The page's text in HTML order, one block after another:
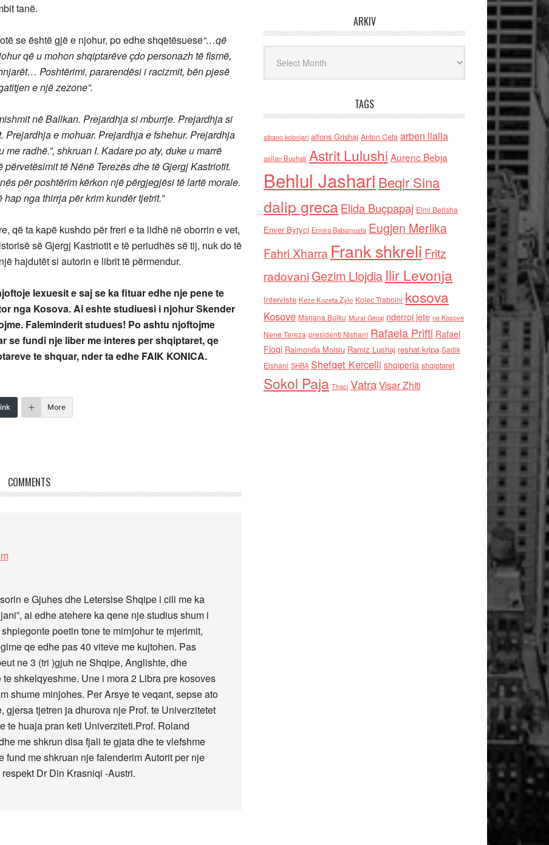
tanë.
se është gjë e njohur, po edhe shqetësuese“…që
që u mohon shqiptarëve çdo personazh të fismë,
Poshtërimi, pararendësi i racizmit, bën pjesë
e një zezone”.
në Ballkan. Prejardhja si mburrje. Prejardhja si
e mohuar. Prejardhja e fshehur. Prejardhja
radhë.”, shkruan I. Kadare po aty, duke u marrë
të Nënë Terezës dhe të Gjergj Kastriotit.
për poshtërim kërkon një përgjegjësi të lartë morale.
nga thirrja për krim kundër tjetrit.”
që ta kapë kushdo për freri e ta lidhë në oborrin e vet,
së Gjergj Kastriotit e të periudhës së tij, nuk do të
hajdutët si autorin e librit të përmendur.
lexuesit e saj se ka fituar edhe nje pene te
nga Kosova. Ai eshte studiuesi i njohur Skender
Faleminderit studues! Po ashtu njoftojme
se fundi nje liber me interes per shqiptaret, qe
te shquar, nder ta edhe FAIK KONICA.
More
COMMENTS
e Gjuhes dhe Letersise Shqipe i cili me ka
ai edhe atehere ka qene nje studius shum i
poetin tone te mirnjohur te mjerimit,
qe edhe pas 40 viteve me kujtohen. Pas
ne 3 (tri )gjuh ne Shqipe, Anglishte, dhe
shkelqyeshme. Une i mora 2 Libra pre kosoves
shume minjohes. Per Arsye te veqant, sepse ato
gjersa tjetren ja dhurova nje Prof. te Univerzitetet
te huaja pran keti Univerziteti.Prof. Roland
me shkrun disa fjali te gjata dhe te vlefshme
fund me shkruan nje falenderim Autorit per nje
Dr Din Krasniqi -Austri.
ARKIV
TAGS
albano kolonjari alfons Grishaj Anton Cefa arben llalla
asllan Bushati Astrit Lulushi Aurenc Bebja
Behlul Jashari Beqir Sina
dalip grecaElida Buçpapaj Elmi Berisha
Enver Bytyci Ermira Babamusta Eugjen Merlika
Fahri Xharra Frank shkreli Fritz
radovaniGezim Llojdia Ilir Levonja
Interviste Keze Kozeta Zylo Kolec Traboini kosova
Kosove Marjana Bulku Murat Gecaj nderroi jete ne Kosove
Nene Tereza presidenti Nishani Rafaela Prifti Rafael
Floqi Raimonda Moisiu Ramiz Lushaj reshat kripa Sadik
Elshani SHBA Shefqet Kercelli shqiperia shqiptaret
Sokol Paja Thaci VatraVisar Zhiti